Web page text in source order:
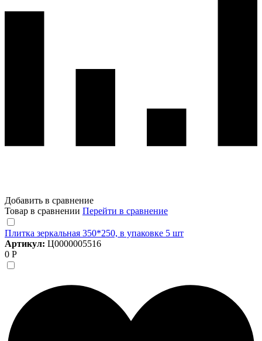
Добавить в сравнение
Товар в сравнении Перейти в сравнение
Плитка зеркальная 350*250, в упаковке 5 шт
Артикул: Ц0000005516
0 Р